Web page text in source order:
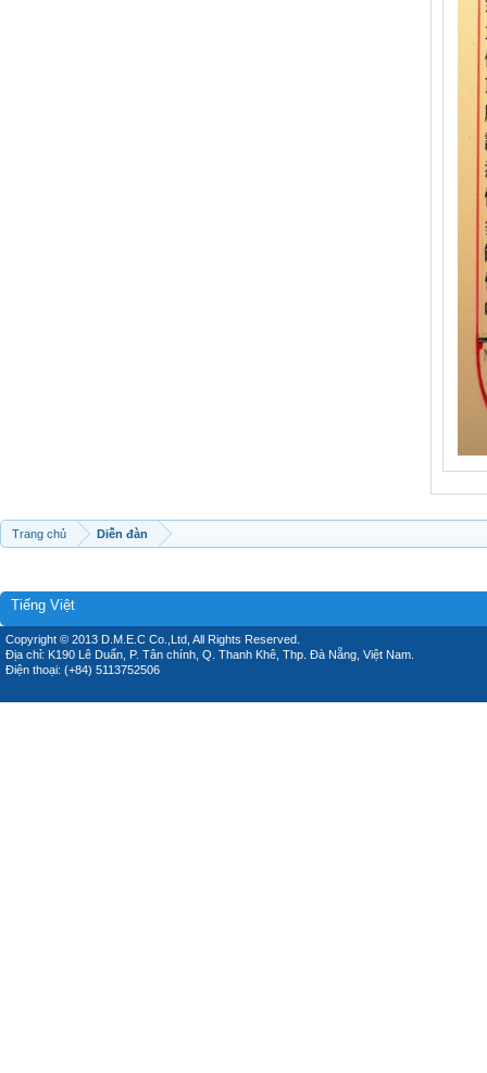
Trang chủ Diễn đàn
Tiếng Việt
Copyright © 2013 D.M.E.C Co.,Ltd, All Rights Reserved.
Địa chỉ: K190 Lê Duẩn, P. Tân chính, Q. Thanh Khê, Thp. Đà Nẵng, Việt Nam.
Điện thoại: (+84) 5113752506